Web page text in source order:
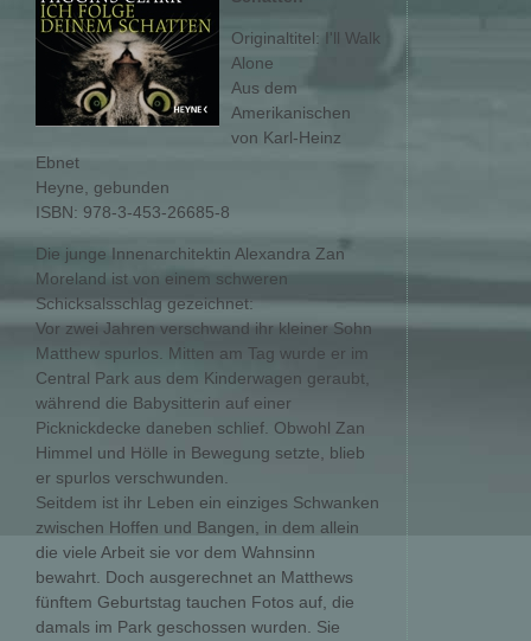
Originaltitel: I'll Walk
Alone
Aus dem
Amerikanischen
von Karl-Heinz
Ebnet
Heyne, gebunden
ISBN: 978-3-453-26685-8
Die junge Innenarchitektin Alexandra Zan
Moreland ist von einem schweren
Schicksalsschlag gezeichnet:
Vor zwei Jahren verschwand ihr kleiner Sohn
Matthew spurlos. Mitten am Tag wurde er im
Central Park aus dem Kinderwagen geraubt,
während die Babysitterin auf einer
Picknickdecke daneben schlief. Obwohl Zan
Himmel und Hölle in Bewegung setzte, blieb
er spurlos verschwunden.
Seitdem ist ihr Leben ein einziges Schwanken
zwischen Hoffen und Bangen, in dem allein
die viele Arbeit sie vor dem Wahnsinn
bewahrt. Doch ausgerechnet an Matthews
fünftem Geburtstag tauchen Fotos auf, die
damals im Park geschossen wurden. Sie